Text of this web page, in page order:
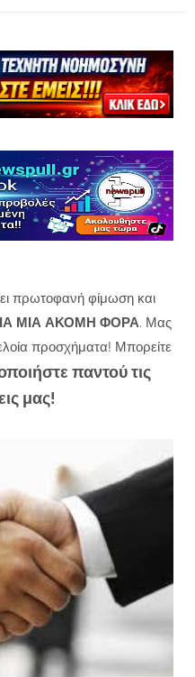
πρωτοφανή φίμωση και
ΜΙΑ ΑΚΟΜΗ ΦΟΡΑ. Μας
προσχήματα! Μπορείτε
παντού τις
μας!